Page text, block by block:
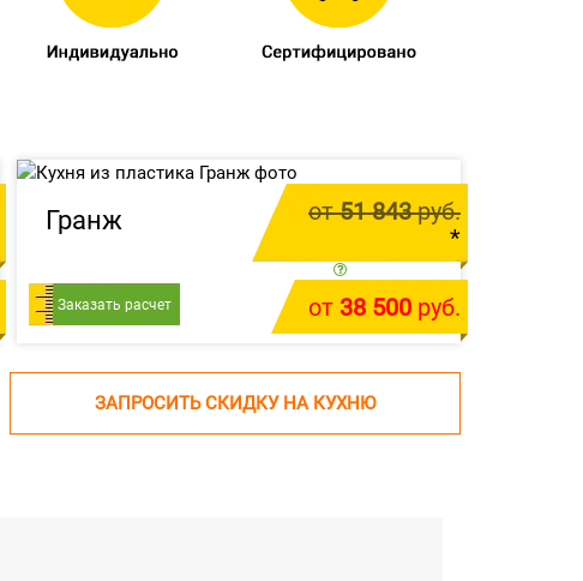
от51 843руб.
*
от 38 500 руб.
Гранж
Заказать расчет У меня есть проект
ЗАПРОСИТЬ СКИДКУ НА КУХНЮ